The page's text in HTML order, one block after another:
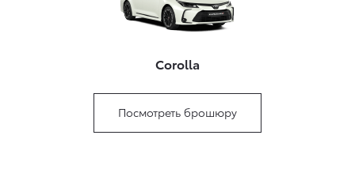
Corolla
Посмотреть брошюру